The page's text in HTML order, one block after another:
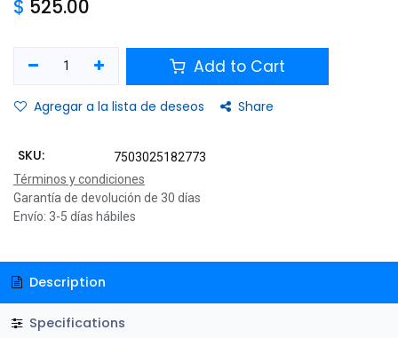
$ 525.00
Add to Cart
Agregar a la lista de deseos Share
SKU:
7503025182773
Términos y condiciones
Garantía de devolución de 30 días
Envío: 3-5 días hábiles
Description
Specifications